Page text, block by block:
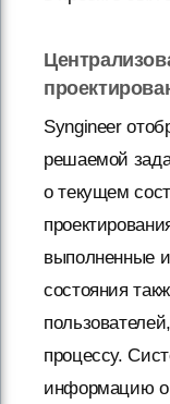
Syngineer
решаемой
о текущем
выполненные
состояния
процессу.
информацию о